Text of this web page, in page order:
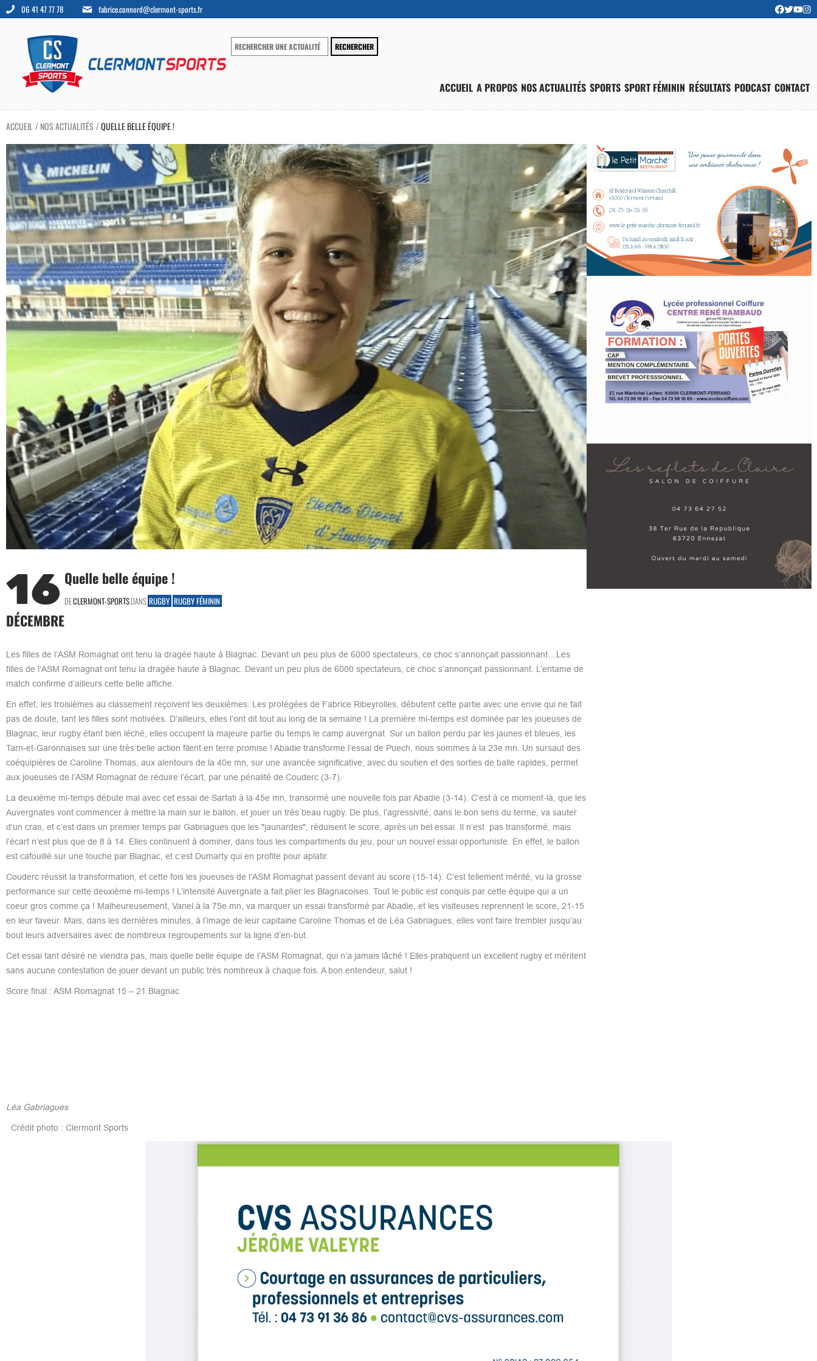
06 41 47 77 78 fabrice.connord@clermont-sports.fr
ACCUEIL A PROPOS NOS ACTUALITÉS SPORTS SPORT FÉMININ RÉSULTATS PODCAST CONTACT
ACCUEIL / NOS ACTUALITÉS/QUELLE BELLE ÉQUIPE !
16
DÉCEMBRE
Quelle belle équipe !
DECLERMONT-SPORTSDANS RUGBY RUGBY FÉMININ
Les filles de l’ASM Romagnat ont tenu la dragée haute à Blagnac. Devant un peu plus de 6000 spectateurs, ce choc s’annonçait passionnant…Les
filles de l’ASM Romagnat ont tenu la dragée haute à Blagnac. Devant un peu plus de 6000 spectateurs, ce choc s’annonçait passionnant. L’entame de
match confirme d’ailleurs cette belle affiche.
En effet, les troisièmes au classement reçoivent les deuxièmes. Les protégées de Fabrice Ribeyrolles, débutent cette partie avec une envie qui ne fait
pas de doute, tant les filles sont motivées. D’ailleurs, elles l’ont dit tout au long de la semaine ! La première mi-temps est dominée par les joueuses de
Blagnac, leur rugby étant bien léché, elles occupent la majeure partie du temps le camp auvergnat. Sur un ballon perdu par les jaunes et bleues, les
Tarn-et-Garonnaises sur une très belle action filent en terre promise ! Abadie transforme l’essai de Puech, nous sommes à la 23e mn. Un sursaut des
coéquipières de Caroline Thomas, aux alentours de la 40e mn, sur une avancée significative, avec du soutien et des sorties de balle rapides, permet
aux joueuses de l’ASM Romagnat de réduire l’écart, par une pénalité de Couderc (3-7).
La deuxième mi-temps débute mal avec cet essai de Sarfati à la 45e mn, transormé une nouvelle fois par Abadie (3-14). C’est à ce moment-là, que les
Auvergnates vont commencer à mettre la main sur le ballon, et jouer un très beau rugby. De plus, l’agressivité, dans le bon sens du terme, va sauter
d’un cran, et c’est dans un premier temps par Gabriagues que les "jaunardes", réduisent le score, après un bel essai. Il n’est pas transformé, mais
l’écart n’est plus que de 8 à 14. Elles continuent à dominer, dans tous les compartiments du jeu, pour un nouvel essai opportuniste. En effet, le ballon
est cafouillé sur une touche par Blagnac, et c’est Dumarty qui en profite pour aplatir.
Couderc réussit la transformation, et cette fois les joueuses de l’ASM Romagnat passent devant au score (15-14). C’est tellement mérité, vu la grosse
performance sur cette deuxième mi-temps ! L’intensité Auvergnate a fait plier les Blagnacoises. Tout le public est conquis par cette équipe qui a un
coeur gros comme ça ! Malheureusement, Vanel à la 75e mn, va marquer un essai transformé par Abadie, et les visiteuses reprennent le score, 21-15
en leur faveur. Mais, dans les dernières minutes, à l’image de leur capitaine Caroline Thomas et de Léa Gabriagues, elles vont faire trembler jusqu’au
bout leurs adversaires avec de nombreux regroupements sur la ligne d’en-but.
Cet essai tant désiré ne viendra pas, mais quelle belle équipe de l’ASM Romagnat, qui n’a jamais lâché ! Elles pratiquent un excellent rugby et méritent
sans aucune contestation de jouer devant un public très nombreux à chaque fois. A bon entendeur, salut !
Score final : ASM Romagnat 15 – 21 Blagnac
Léa Gabriagues
Crédit photo : Clermont Sports